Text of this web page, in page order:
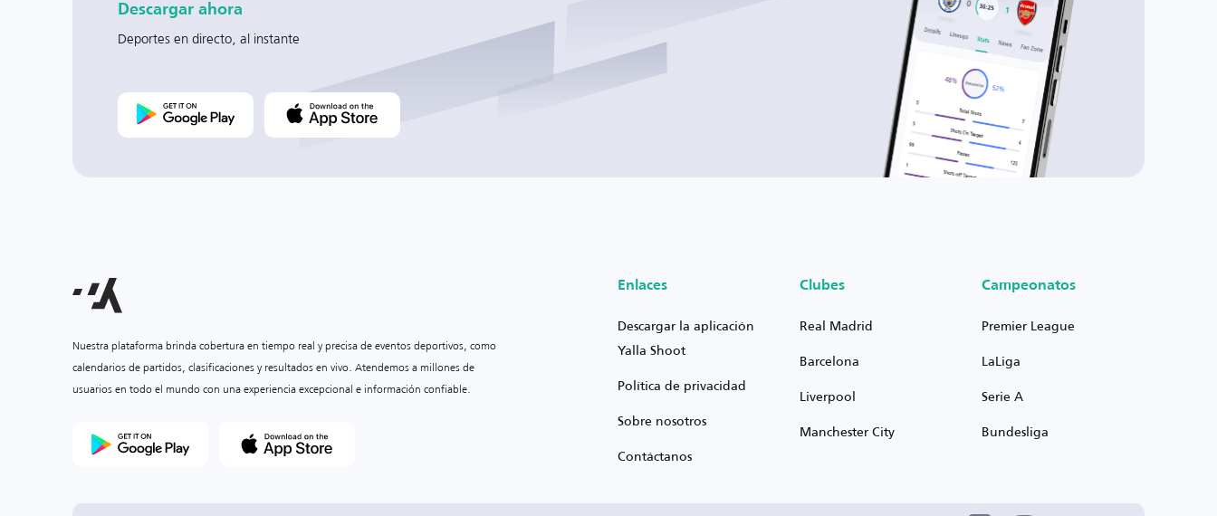
Descargar ahora
Deportes en directo, al instante
Nuestra plataforma brinda cobertura en tiempo real y precisa de eventos deportivos, como
calendarios de partidos, clasificaciones y resultados en vivo. Atendemos a millones de
usuarios en todo el mundo con una experiencia excepcional e información confiable.
Enlaces
Descargar la aplicación
Yalla Shoot
Política de privacidad
Sobre nosotros
Contáctanos
Clubes
Real Madrid
Barcelona
Liverpool
Manchester City
Campeonatos
Premier League
LaLiga
Serie A
Bundesliga